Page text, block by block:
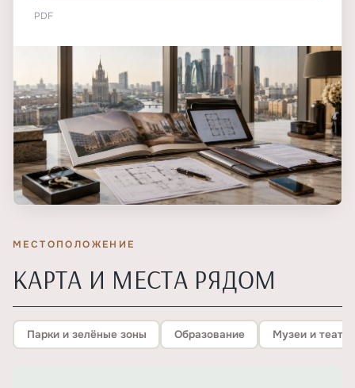
PDF
МЕСТОПОЛОЖЕНИЕ
КАРТА И МЕСТА РЯДОМ
Парки и зелёные зоны Образование Музеи и